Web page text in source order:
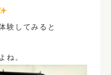
験してみると
ね。